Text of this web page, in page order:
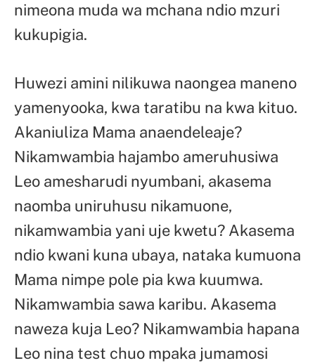
nimeona muda wa mchana ndio mzuri
kukupigia.
Huwezi amini nilikuwa naongea maneno
yamenyooka, kwa taratibu na kwa kituo.
Akaniuliza Mama anaendeleaje?
Nikamwambia hajambo ameruhusiwa
Leo amesharudi nyumbani, akasema
naomba uniruhusu nikamuone,
nikamwambia yani uje kwetu? Akasema
ndio kwani kuna ubaya, nataka kumuona
Mama nimpe pole pia kwa kuumwa.
Nikamwambia sawa karibu. Akasema
naweza kuja Leo? Nikamwambia hapana
Leo nina test chuo mpaka jumamosi